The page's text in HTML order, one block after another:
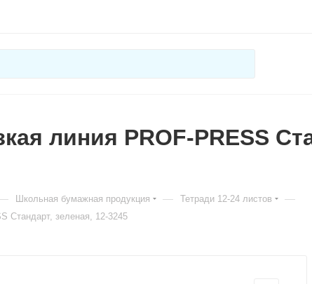
линия PROF-PRESS
Школьная бумажная продукция — Тетради 12-24 листов —
Стандарт, зеленая, 12-3245